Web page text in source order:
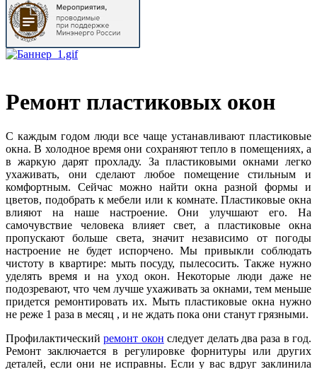
Ремонт пластиковых окон
С каждым годом люди все чаще устанавливают пластиковые
окна. В холодное время они сохраняют тепло в помещениях, а
в жаркую дарят прохладу. За пластиковыми окнами легко
ухаживать, они сделают любое помещение стильным и
комфортным. Сейчас можно найти окна разной формы и
цветов, подобрать к мебели или к комнате. Пластиковые окна
влияют на наше настроение. Они улучшают его. На
самочувствие человека влияет свет, а пластиковые окна
пропускают больше света, значит независимо от погоды
настроение не будет испорчено. Мы привыкли соблюдать
чистоту в квартире: мыть посуду, пылесосить. Также нужно
уделять время и на уход окон. Некоторые люди даже не
подозревают, что чем лучше ухаживать за окнами, тем меньше
придется ремонтировать их. Мыть пластиковые окна нужно
не реже 1 раза в месяц , и не ждать пока они станут грязными.
Профилактическийремонт окон следует делать два раза в год.
Ремонт заключается в регулировке форнитуры или других
деталей, если они не исправны. Если у вас вдруг заклинила